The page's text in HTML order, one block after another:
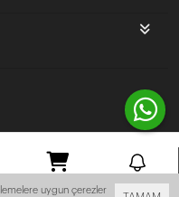
sistemleri ile hazırlanmıştır.
BILDIRIM
uygun çerezler